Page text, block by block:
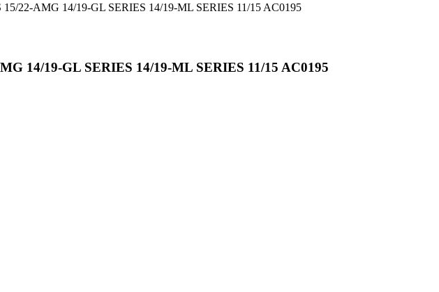
22-AMG 14/19-GL SERIES 14/19-ML SERIES 11/15 AC0195
14/19-GL SERIES 14/19-ML SERIES 11/15 AC0195